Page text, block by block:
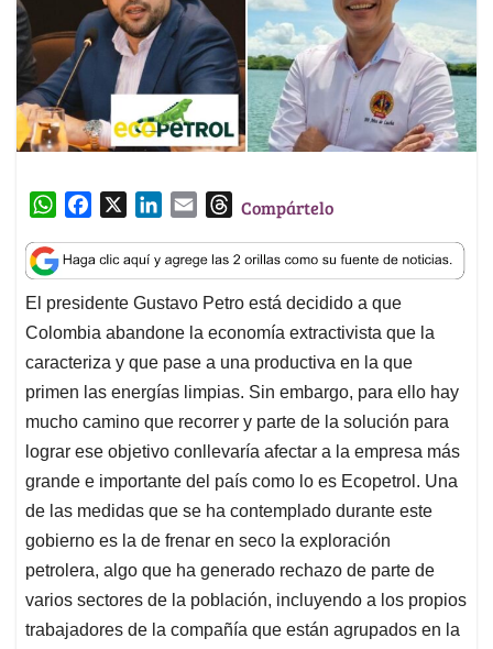
W
a
t
s
A
p
p
c
e
b
o
o
k
n
k
e
d
I
n
a
i
l
T
r
e
a
d
s
Compártelo
El presidente Gustavo Petro está decidido a que
Colombia abandone la economía extractivista que la
caracteriza y que pase a una productiva en la que
primen las energías limpias. Sin embargo, para ello hay
mucho camino que recorrer y parte de la solución para
lograr ese objetivo conllevaría afectar a la empresa más
grande e importante del país como lo es Ecopetrol. Una
de las medidas que se ha contemplado durante este
gobierno es la de frenar en seco la exploración
petrolera, algo que ha generado rechazo de parte de
varios sectores de la población, incluyendo a los propios
trabajadores de la compañía que están agrupados en la